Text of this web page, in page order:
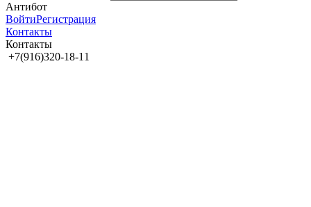
Антибот
ВойтиРегистрация
Контакты
Контакты
+7(916)320-18-11